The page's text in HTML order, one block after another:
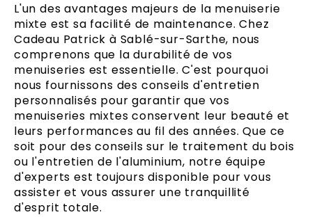
L'un des avantages majeurs de la menuiserie
mixte est sa facilité de maintenance. Chez
Cadeau Patrick à Sablé-sur-Sarthe, nous
comprenons que la durabilité de vos
menuiseries est essentielle. C'est pourquoi
nous fournissons des conseils d'entretien
personnalisés pour garantir que vos
menuiseries mixtes conservent leur beauté et
leurs performances au fil des années. Que ce
soit pour des conseils sur le traitement du bois
ou l'entretien de l'aluminium, notre équipe
d'experts est toujours disponible pour vous
assister et vous assurer une tranquillité
d'esprit totale.